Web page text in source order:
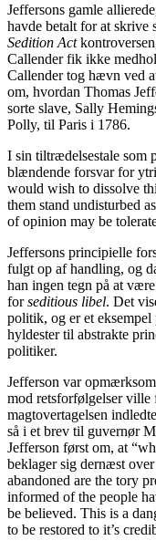
Jeffersons gamle
havde betalt for at skrive
Sedition Act
Callender fik ikke
Callender tog hævn ved
om, hvordan Thomas
sorte slave, Sally
Polly, til Paris i 1786.
I sin tiltrædelsestale som
blændende forsvar for
would wish to dissolve
them stand undisturbed
of opinion may be
Jeffersons principielle
fulgt op af handling, og
han ingen tegn på at
forseditious libel. Det
politik, og er et eksempel
hyldester til abstrakte
politiker.
Jefferson var
mod retsforfølgelser ville
magtovertagelsen
så i et brev til guvernør
Jefferson først om, at
beklager sig dernæst
abandoned are the tory
informed of the people
be believed. This is a
to be restored to it’s